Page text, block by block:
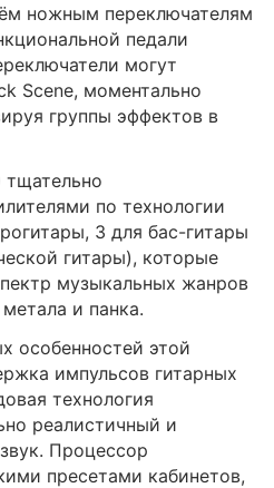
ножным переключателям
педали
могут
Scene, моментально
группы эффектов в
по технологии
3 для бас-гитары
гитары), которые
музыкальных жанров
и панка.
особенностей этой
импульсов гитарных
технология
реалистичный и
Процессор
пресетами кабинетов,